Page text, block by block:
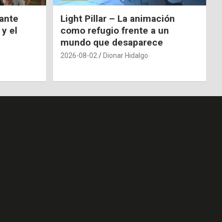
el
Light Pillar – La animación
como refugio frente a un
mundo que desaparece
2026-08-02 Dionar Hidalgo